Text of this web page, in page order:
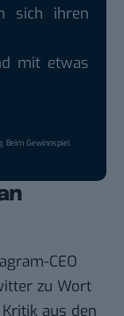
sich ihren
mit etwas
. Beim Gewinnspiel
CEO
zu Wort
aus den